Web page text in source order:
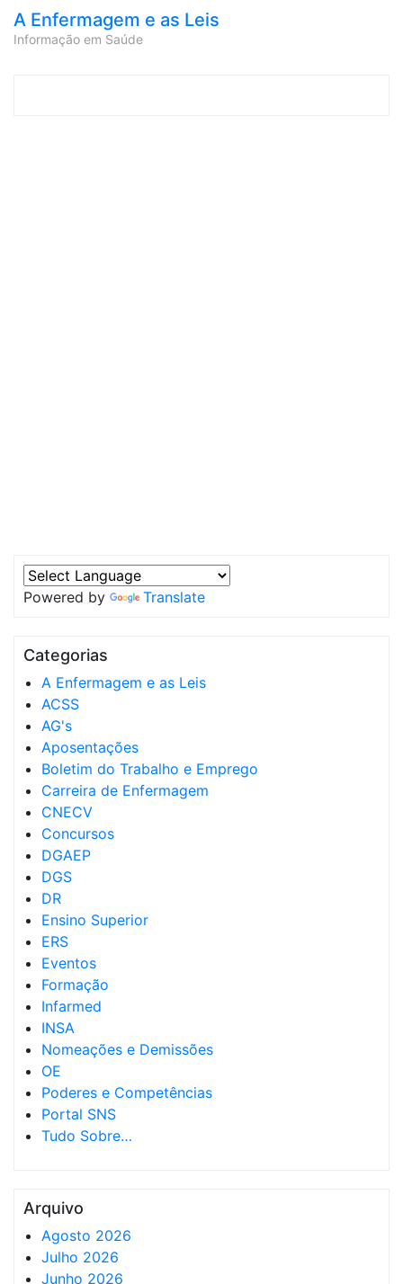
A Enfermagem e as Leis
Informação em Saúde
Powered by Translate
Categorias
A Enfermagem e as Leis
ACSS
AG's
Aposentações
Boletim do Trabalho e Emprego
Carreira de Enfermagem
CNECV
Concursos
DGAEP
DGS
DR
Ensino Superior
ERS
Eventos
Formação
Infarmed
INSA
Nomeações e Demissões
OE
Poderes e Competências
Portal SNS
Tudo Sobre…
Arquivo
Agosto 2026
Julho 2026
Junho 2026